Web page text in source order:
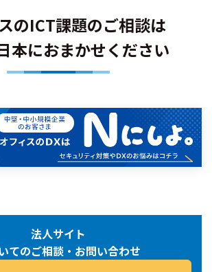
のICT課題のご相談は
本におまかせください
法人サイト
てのご相談・お問い合わせ